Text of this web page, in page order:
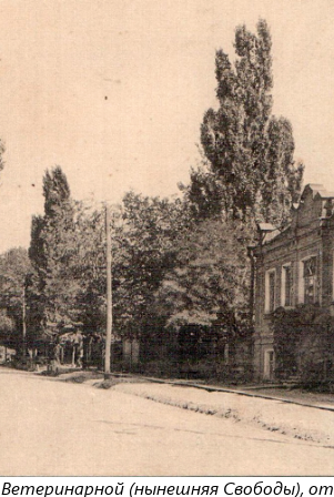
Ветеринарной (нынешняя Свободы),